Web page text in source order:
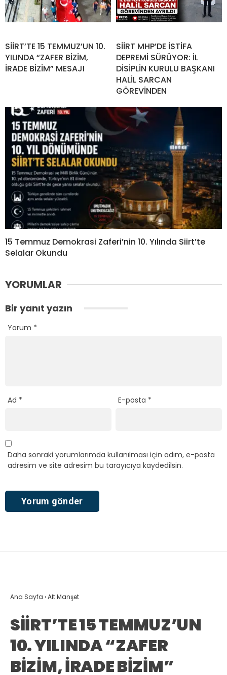
SİİRT’TE 15 TEMMUZ’UN 10.
YILINDA “ZAFER BİZİM,
İRADE BİZİM” MESAJI
SİİRT MHP’DE İSTİFA
DEPREMİ SÜRÜYOR: İL
DİSİPLİN KURULU BAŞKANI
HALİL SARCAN
GÖREVİNDEN
15 Temmuz Demokrasi Zaferi’nin 10. Yılında Siirt’te
Selalar Okundu
YORUMLAR
Bir yanıt yazın
Yorum *
Ad * E-posta *
Daha sonraki yorumlarımda kullanılması için adım, e-posta
adresim ve site adresim bu tarayıcıya kaydedilsin.
Ana Sayfa ›Alt Manşet
SİİRT’TE 15 TEMMUZ’UN
10. YILINDA “ZAFER
BİZİM, İRADE BİZİM”